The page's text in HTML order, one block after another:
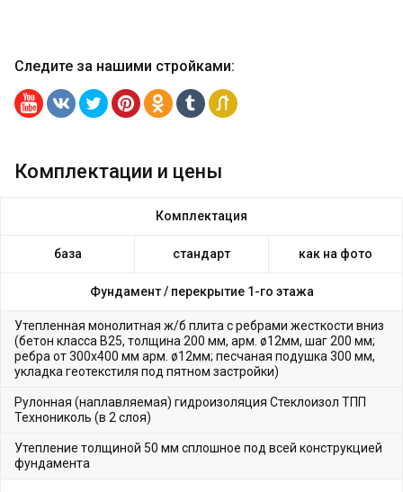
Следите за нашими стройками:
Комплектации и цены
Комплектация
база стандарт как на фото
Фундамент / перекрытие 1-го этажа
Утепленная монолитная ж/б плита с ребрами жесткости вниз
(бетон класса В25, толщина 200 мм, арм. ø12мм, шаг 200 мм;
ребра от 300х400 мм арм. ø12мм; песчаная подушка 300 мм,
укладка геотекстиля под пятном застройки)
Рулонная (наплавляемая) гидроизоляция Стеклоизол ТПП
Технониколь (в 2 слоя)
Утепление толщиной 50 мм сплошное под всей конструкцией
фундамента